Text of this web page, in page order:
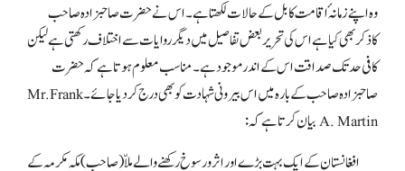
وہ اپنے زمانہ ٔ اقامت کابل کے حالات لکھتاہے۔ اس نے حضرت صاحبزادہ صاحب
کاذکر بھی کیا ہے اس کی تحریر بعض تفاصیل میں دیگرروایات سے اختلاف رکھتی ہے لیکن
کافی حد تک صداقت اس کے اندر موجود ہے ۔ مناسب معلوم ہوتاہے کہ حضرت
صاحبزادہ صاحب کے بارہ میں اس بیرونی شہادت کو بھی درج کردیا جائے ۔ Mr.Frank
A. Martin بیان کرتاہے کہ :
افغانستان کے ایک بہت بڑے اور اثر ورسوخ رکھنے والے ملاّ (صاحب) مکہ مکرمہ کے